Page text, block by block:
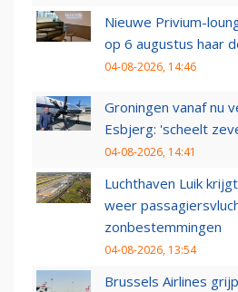
Nieuwe Privium-
op 6 augustus haar
04-08-2026, 14:46
Groningen vanaf nu
Esbjerg: 'scheelt
04-08-2026, 14:41
Luchthaven Luik
weer
zonbestemmingen
04-08-2026, 13:54
Brussels Airlines